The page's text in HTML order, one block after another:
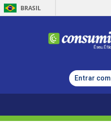
BRASIL
Entrar com